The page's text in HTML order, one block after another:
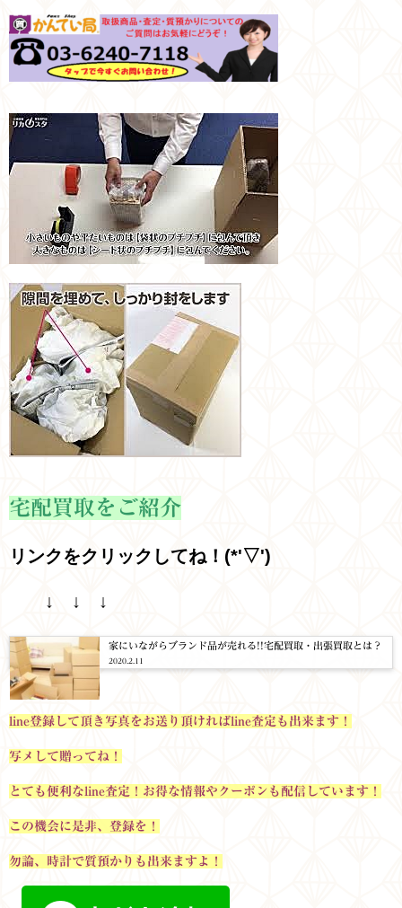
宅配買取をご紹介
リンクをクリックしてね！(*'▽')
↓ ↓ ↓
家にいながらブランド品が売れる!!宅配買取・出張買取とは？
2020.2.11
line登録して頂き写真をお送り頂ければline査定も出来ます！
写メして贈ってね！
とても便利なline査定！お得な情報やクーポンも配信しています！
この機会に是非、登録を！
勿論、時計で質預かりも出来ますよ！